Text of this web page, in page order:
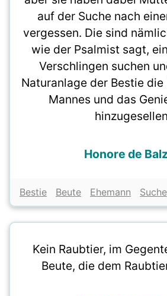
auf der Suche nach
vergessen. Die sind
wie der Psalmist sagt,
Verschlingen suchen
Naturanlage der Bestie
Mannes und das
Honore de
Bestie Beute Ehemann Suche
Kein Raubtier, im
Beute, die dem